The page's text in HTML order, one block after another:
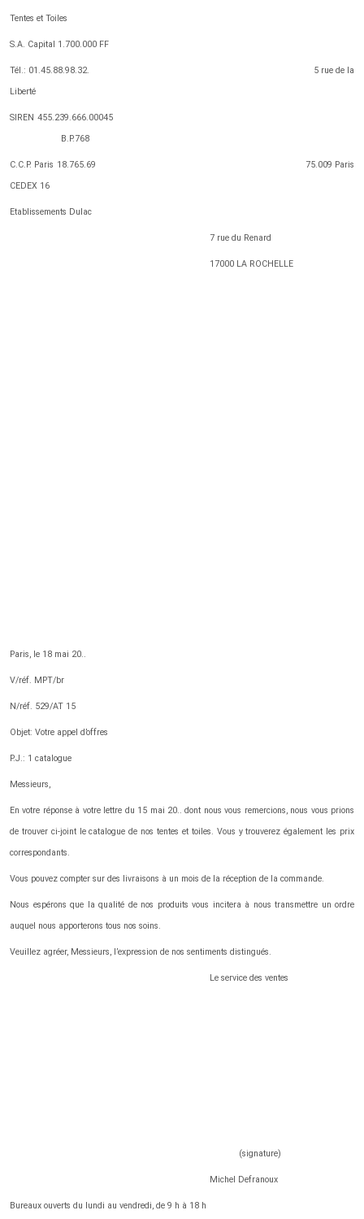
Tentes et Toiles
S.A. Capital 1.700.000 FF
Tél.: 01.45.88.98.32. 5 rue de la
Liberté
SIREN 455.239.666.00045
B.P.768
C.C.P. Paris 18.765.69 75.009 Paris
CEDEX 16
Etablissements Dulac
7 rue du Renard
17000 LA ROCHELLE
Paris, le 18 mai 20..
V/réf. MPT/br
N/réf. 529/AT 15
Objet: Votre appel d’offres
P.J.: 1 catalogue
Messieurs,
En votre réponse à votre lettre du 15 mai 20.. dont nous vous remercions, nous vous prions
de trouver ci-joint le catalogue de nos tentes et toiles. Vous y trouverez également les prix
correspondants.
Vous pouvez compter sur des livraisons à un mois de la réception de la commande.
Nous espérons que la qualité de nos produits vous incitera à nous transmettre un ordre
auquel nous apporterons tous nos soins.
Veuillez agréer, Messieurs, l’expression de nos sentiments distingués.
Le service des ventes
(signature)
Michel Defranoux
Bureaux ouverts du lundi au vendredi, de 9 h à 18 h